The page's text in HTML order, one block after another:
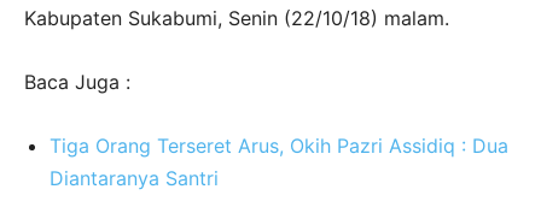
Kabupaten Sukabumi, Senin (22/10/18) malam.
Baca Juga :
Tiga Orang Terseret Arus, Okih Pazri Assidiq : Dua
Diantaranya Santri